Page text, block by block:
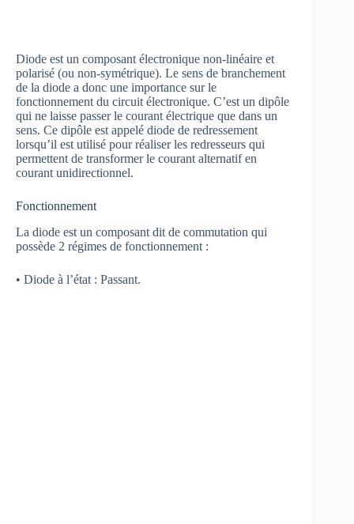
Diode est un composant électronique non-linéaire et
polarisé (ou non-symétrique). Le sens de branchement
de la diode a donc une importance sur le
fonctionnement du circuit électronique. C’est un dipôle
qui ne laisse passer le courant électrique que dans un
sens. Ce dipôle est appelé diode de redressement
lorsqu’il est utilisé pour réaliser les redresseurs qui
permettent de transformer le courant alternatif en
courant unidirectionnel.
Fonctionnement
La diode est un composant dit de commutation qui
possède 2 régimes de fonctionnement :
• Diode à l’état : Passant.